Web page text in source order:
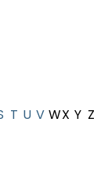
T U V WX Y Z